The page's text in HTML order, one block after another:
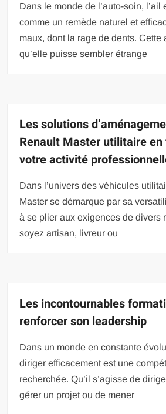
Dans le monde de l’auto-soin, l’ail
comme un remède naturel et
maux, dont la rage de dents. Cette
qu’elle puisse sembler étrange
Les solutions
Renault Master utilitaire
votre activité
Dans l’univers des véhicules
Master se démarque par sa
à se plier aux exigences de divers
soyez artisan, livreur ou
Les incontournables
renforcer son leadership
Dans un monde en constante
diriger efficacement est une
recherchée. Qu’il s’agisse de
gérer un projet ou de mener